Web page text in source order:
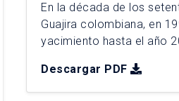
En la década de los
Guajira colombiana, en
yacimiento hasta el año
Descargar PDF